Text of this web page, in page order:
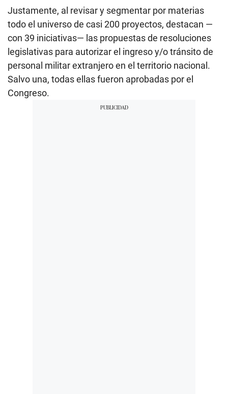
Justamente, al revisar y segmentar por materias
todo el universo de casi 200 proyectos, destacan —
con 39 iniciativas— las propuestas de resoluciones
legislativas para autorizar el ingreso y/o tránsito de
personal militar extranjero en el territorio nacional.
Salvo una, todas ellas fueron aprobadas por el
Congreso.